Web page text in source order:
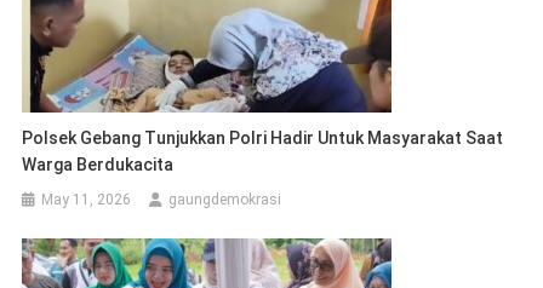
Polsek Gebang Tunjukkan Polri Hadir Untuk Masyarakat Saat
Warga Berdukacita
May 11, 2026 gaungdemokrasi